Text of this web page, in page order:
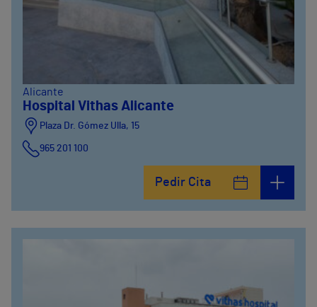
Alicante
Hospital Vithas Alicante
Plaza Dr. Gómez Ulla, 15
965 201 100
Pedir Cita